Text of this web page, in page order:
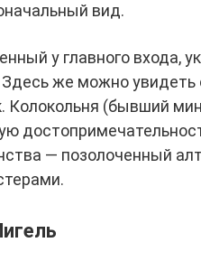
вид.
у главного входа,
же можно увидеть
Колокольня (бывший
— позолоченный